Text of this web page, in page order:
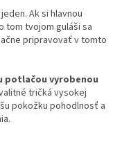
Ak si hlavnou
tom tvojom guláši sa
pripravovať v tomto
vyrobenou
tričká vysokej
pokožku pohodlnosť a